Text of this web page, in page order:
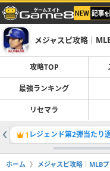
メジャスピ攻略｜
攻略TOP
最強ランキング
リセマラ
1 レジェンド第2弾当たり
ホーム メジャスピ攻略｜MLB